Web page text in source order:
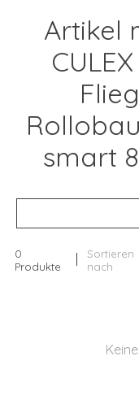
Artikel
smart
0
Produkte
Sortieren
nach